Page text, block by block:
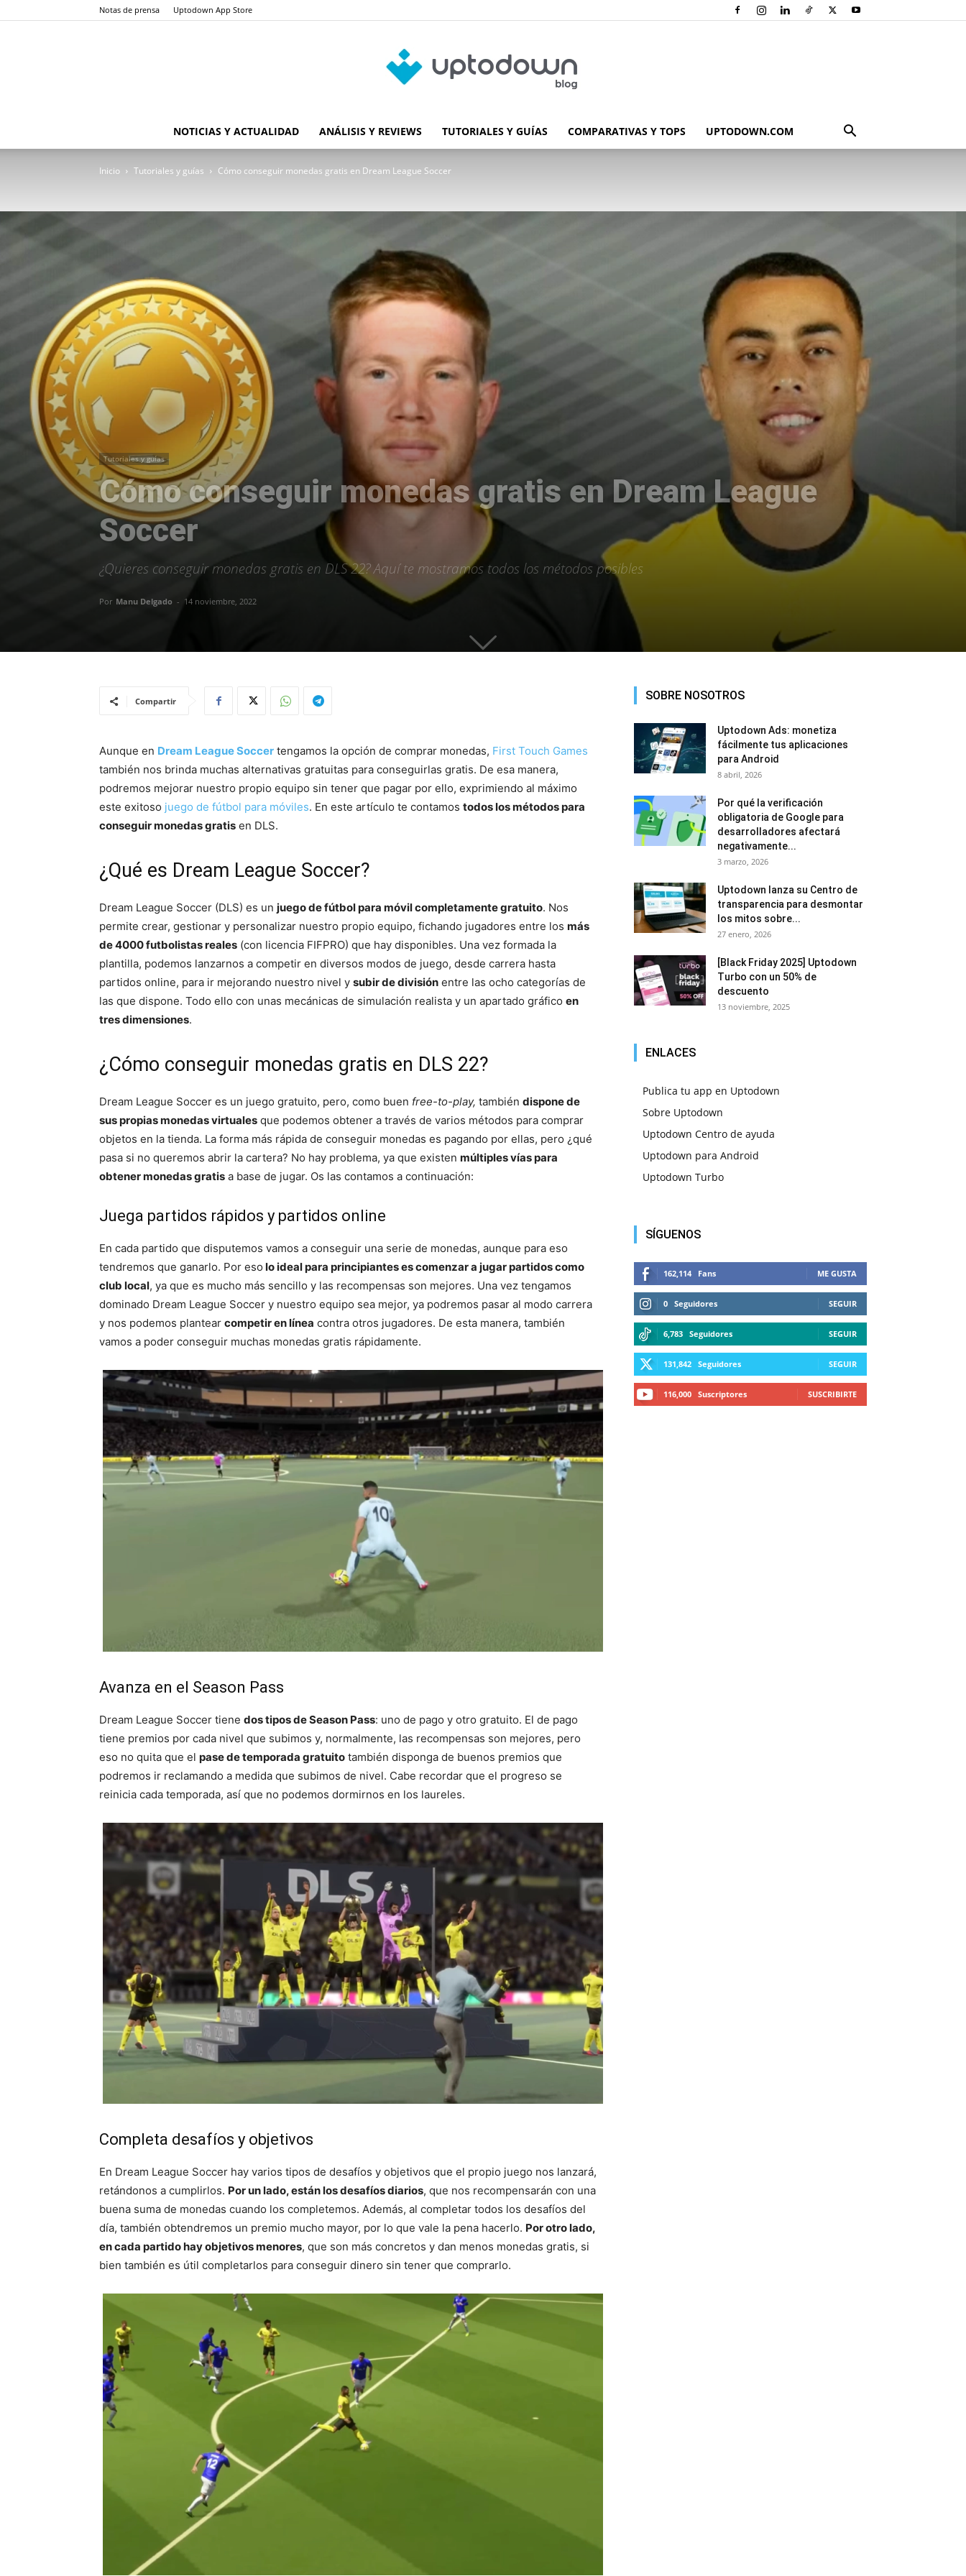
Notas de prensa Uptodown App Store
Blog
NOTICIAS Y ACTUALIDAD ANÁLISIS Y REVIEWS TUTORIALES Y GUÍAS COMPARATIVAS Y TOPS UPTODOWN.COM
Inicio Tutoriales y guías Cómo conseguir monedas gratis en Dream League Soccer
Tutoriales y guías
Cómo conseguir monedas gratis en Dream League
Soccer
¿Quieres conseguir monedas gratis en DLS 22? Aquí te mostramos todos los métodos posibles
Por Manu Delgado - 14 noviembre, 2022
Compartir
Aunque en Dream League Soccer tengamos la opción de comprar monedas, First Touch Games
también nos brinda muchas alternativas gratuitas para conseguirlas gratis. De esa manera,
podremos mejorar nuestro propio equipo sin tener que pagar por ello, exprimiendo al máximo
este exitoso juego de fútbol para móviles. En este artículo te contamos todos los métodos para
conseguir monedas gratis en DLS.
¿Qué es Dream League Soccer?
Dream League Soccer (DLS) es un juego de fútbol para móvil completamente gratuito. Nos
permite crear, gestionar y personalizar nuestro propio equipo, fichando jugadores entre los más
de 4000 futbolistas reales (con licencia FIFPRO) que hay disponibles. Una vez formada la
plantilla, podemos lanzarnos a competir en diversos modos de juego, desde carrera hasta
partidos online, para ir mejorando nuestro nivel y subir de división entre las ocho categorías de
las que dispone. Todo ello con unas mecánicas de simulación realista y un apartado gráfico en
tres dimensiones.
¿Cómo conseguir monedas gratis en DLS 22?
Dream League Soccer es un juego gratuito, pero, como buen free-to-play, también dispone de
sus propias monedas virtuales que podemos obtener a través de varios métodos para comprar
objetos en la tienda. La forma más rápida de conseguir monedas es pagando por ellas, pero ¿qué
pasa si no queremos abrir la cartera? No hay problema, ya que existen múltiples vías para
obtener monedas gratis a base de jugar. Os las contamos a continuación:
Juega partidos rápidos y partidos online
En cada partido que disputemos vamos a conseguir una serie de monedas, aunque para eso
tendremos que ganarlo. Por eso lo ideal para principiantes es comenzar a jugar partidos como
club local, ya que es mucho más sencillo y las recompensas son mejores. Una vez tengamos
dominado Dream League Soccer y nuestro equipo sea mejor, ya podremos pasar al modo carrera
y nos podemos plantear competir en línea contra otros jugadores. De esta manera, también
vamos a poder conseguir muchas monedas gratis rápidamente.
Avanza en el Season Pass
Dream League Soccer tiene dos tipos de Season Pass: uno de pago y otro gratuito. El de pago
tiene premios por cada nivel que subimos y, normalmente, las recompensas son mejores, pero
eso no quita que el pase de temporada gratuito también disponga de buenos premios que
podremos ir reclamando a medida que subimos de nivel. Cabe recordar que el progreso se
reinicia cada temporada, así que no podemos dormirnos en los laureles.
Completa desafíos y objetivos
En Dream League Soccer hay varios tipos de desafíos y objetivos que el propio juego nos lanzará,
retándonos a cumplirlos. Por un lado, están los desafíos diarios, que nos recompensarán con una
buena suma de monedas cuando los completemos. Además, al completar todos los desafíos del
día, también obtendremos un premio mucho mayor, por lo que vale la pena hacerlo. Por otro lado,
en cada partido hay objetivos menores, que son más concretos y dan menos monedas gratis, si
bien también es útil completarlos para conseguir dinero sin tener que comprarlo.
SOBRE NOSOTROS
Uptodown Ads: monetiza
fácilmente tus aplicaciones
para Android
8 abril, 2026
Por qué la verificación
obligatoria de Google para
desarrolladores afectará
negativamente...
3 marzo, 2026
Uptodown lanza su Centro de
transparencia para desmontar
los mitos sobre...
27 enero, 2026
[Black Friday 2025] Uptodown
Turbo con un 50% de
descuento
13 noviembre, 2025
ENLACES
Publica tu app en Uptodown
Sobre Uptodown
Uptodown Centro de ayuda
Uptodown para Android
Uptodown Turbo
SÍGUENOS
162,114 Fans ME GUSTA
0 Seguidores SEGUIR
6,783 Seguidores SEGUIR
131,842 Seguidores SEGUIR
116,000 Suscriptores SUSCRIBIRTE